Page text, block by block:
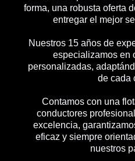
forma, una robusta oferta
entregar el mejor
Nuestros 15 años de
especializamos en
personalizadas,
de cada
Contamos con una
conductores
excelencia,
eficaz y siempre
nuestros